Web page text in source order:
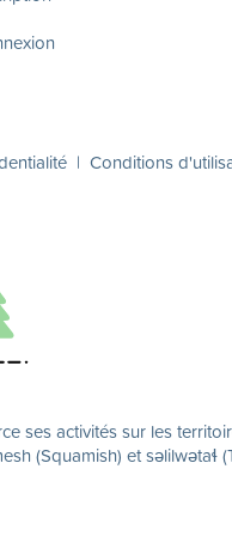
| Conditions
ses activités sur les
(Squamish) et səlilwətaɬ